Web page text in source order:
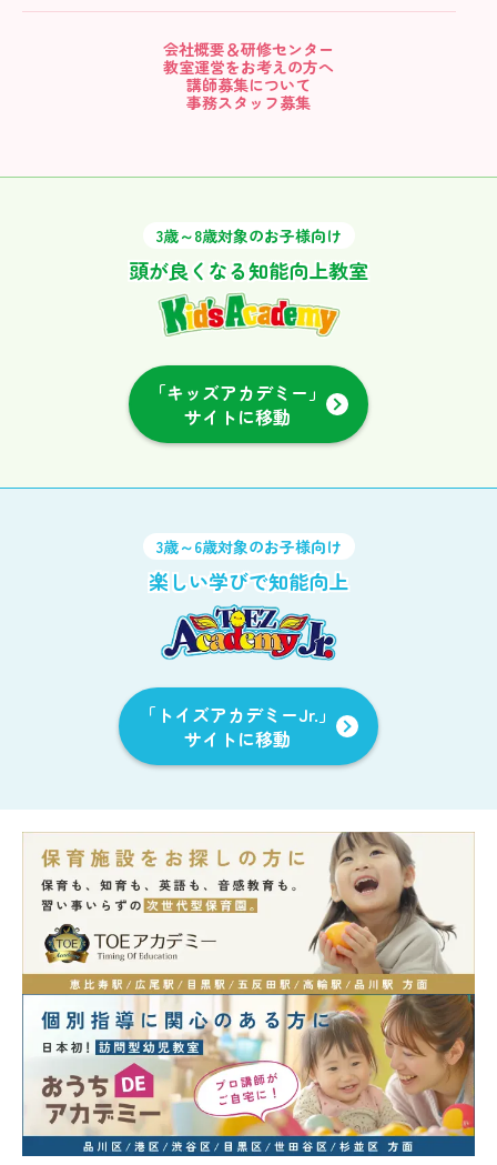
会社概要＆研修センター
教室運営をお考えの方へ
講師募集について
事務スタッフ募集
3歳～8歳対象のお子様向け
頭が良くなる知能向上教室
「キッズアカデミー」
サイトに移動
3歳～6歳対象のお子様向け
楽しい学びで知能向上
「トイズアカデミーJr.」
サイトに移動